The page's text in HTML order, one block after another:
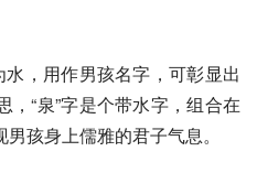
水，用作男孩名字，可彰显出
“泉”字是个带水字，组合在
孩身上儒雅的君子气息。